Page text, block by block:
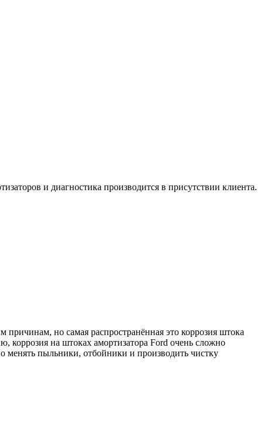
и диагностика производится в присутствии клиента.
но самая распространённая это коррозия штока
коррозия на штоках амортизатора Ford очень сложно
менять пыльники, отбойники и производить чистку